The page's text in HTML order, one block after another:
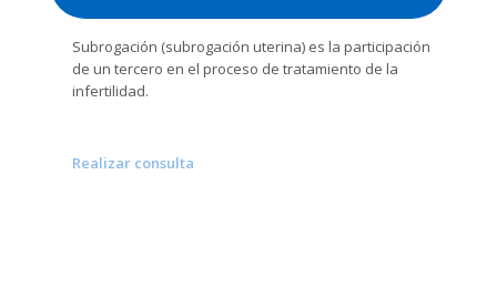
Subrogación (subrogación uterina) es la participación
de un tercero en el proceso de tratamiento de la
infertilidad.
Realizar consulta